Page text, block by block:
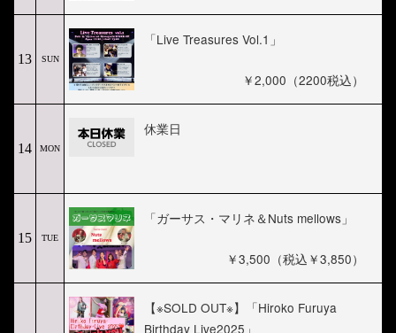
13 SUN
「Live Treasures Vol.1」
￥2,000（2200税込）
14 MON
休業日
15 TUE
「ガーサス・マリネ＆Nuts mellows」
￥3,500（税込￥3,850）
【※SOLD OUT※】「Hiroko Furuya
Birthday Live2025」